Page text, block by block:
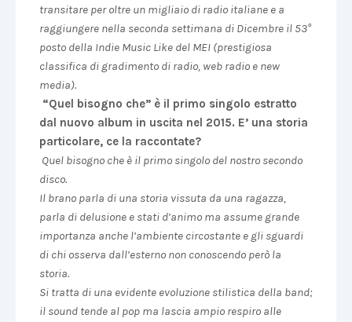
transitare per oltre un migliaio di radio italiane e a
raggiungere nella seconda settimana di Dicembre il 53°
posto della Indie Music Like del MEI (prestigiosa
classifica di gradimento di radio, web radio e new
media).
“Quel bisogno che” è il primo singolo estratto
dal nuovo album in uscita nel 2015. E’ una storia
particolare, ce la raccontate?
Quel bisogno che è il primo singolo del nostro secondo
disco.
Il brano parla di una storia vissuta da una ragazza,
parla di delusione e stati d’animo ma assume grande
importanza anche l’ambiente circostante e gli sguardi
di chi osserva dall’esterno non conoscendo però la
storia.
Si tratta di una evidente evoluzione stilistica della band;
il sound tende al pop ma lascia ampio respiro alle